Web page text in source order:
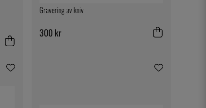
Gravering av kniv
300 kr